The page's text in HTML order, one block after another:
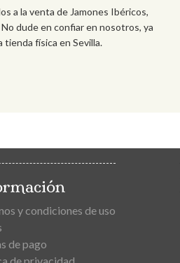
a la venta de Jamones Ibéricos,
dude en confiar en nosotros, ya
física en Sevilla.
y condiciones de uso
de pago